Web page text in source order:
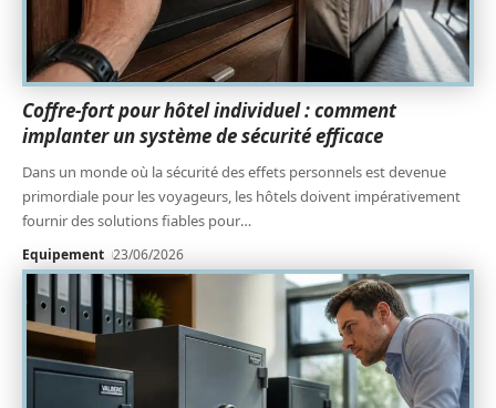
Coffre-fort pour hôtel individuel : comment
implanter un système de sécurité efficace
Dans un monde où la sécurité des effets personnels est devenue
primordiale pour les voyageurs, les hôtels doivent impérativement
fournir des solutions fiables pour…
Equipement 23/06/2026